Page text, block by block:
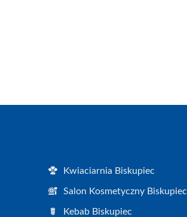
Kwiaciarnia Biskupiec
Salon Kosmetyczny Biskupiec
Kebab Biskupiec